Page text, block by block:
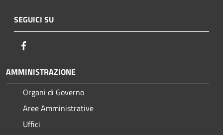
SEGUICI SU
AMMINISTRAZIONE
Organi di Governo
Aree Amministrative
Uffici